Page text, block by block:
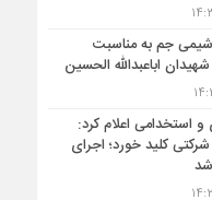
جم به مناسبت
اباعبدالله الحسین
استخدامی اعلام کرد:
کلید خورد؛ اجرای
شد